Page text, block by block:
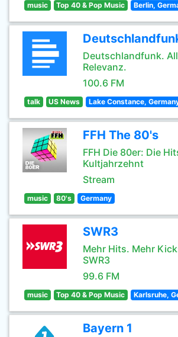
music Top 40 & Pop Music Berlin,
Deutschlandfunk.
Relevanz.
100.6 FM
talk US News Lake Constance,
FFH The 80's
FFH Die 80er: Die
Kultjahrzehnt
Stream
music 80's Germany
SWR3
Mehr Hits. Mehr
SWR3
99.6 FM
music Top 40 & Pop Music Karlsruhe,
Bayern 1